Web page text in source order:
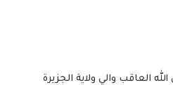
العاقب والي ولاية الجزيرة